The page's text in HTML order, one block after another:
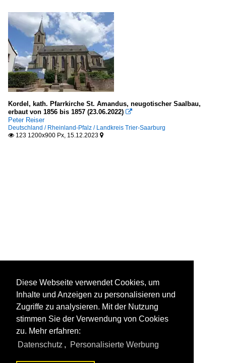
Kordel, kath. Pfarrkirche St. Amandus, neugotischer Saalbau,
erbaut von 1856 bis 1857 (23.06.2022) 
Peter Reiser
Deutschland / Rheinland-Pfalz / Landkreis Trier-Saarburg
 123 1200x900 Px, 15.12.2023 
Diese Webseite verwendet Cookies, um
Inhalte und Anzeigen zu personalisieren und
Zugriffe zu analysieren. Mit der Nutzung
stimmen Sie der Verwendung von Cookies
zu. Mehr erfahren:
Datenschutz , Personalisierte Werbung